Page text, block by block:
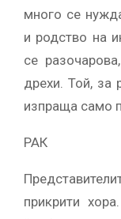
много се
и родство на
се
дрехи. Той, за
изпраща само
РАК
прикрити